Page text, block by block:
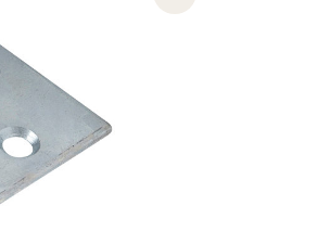
Next slide